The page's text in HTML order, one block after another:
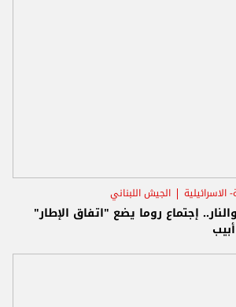
الاسرائيلية الجيش اللبناني
إجتماع روما يضع "اتفاق الإطار"